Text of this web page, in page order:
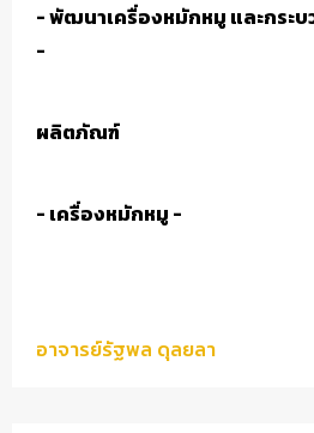
- พัฒนาเครื่องหมักหมู และกระ
-
ผลิตภัณฑ์
- เครื่องหมักหมู -
อาจารย์รัฐพล ดุลยลา